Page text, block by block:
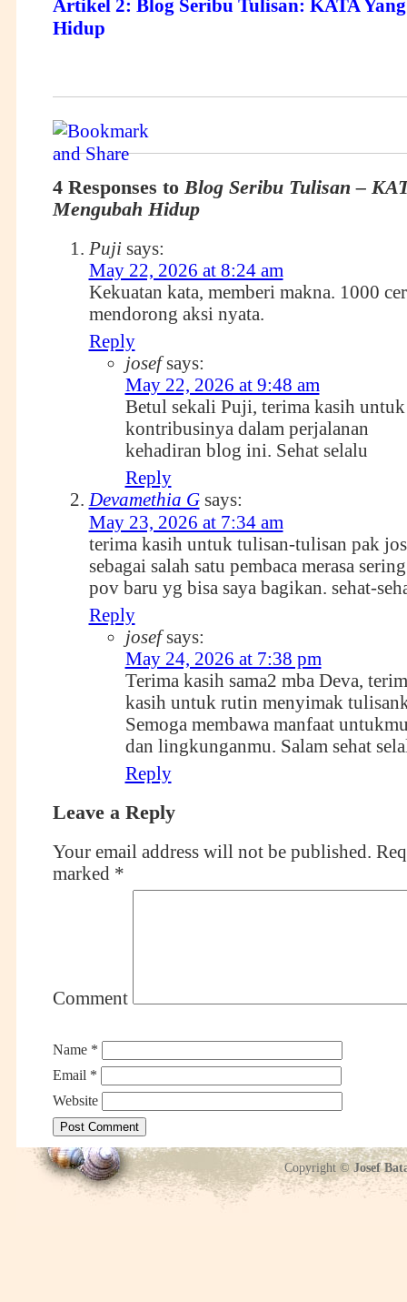
Artikel 2: Blog Seribu Tulisan: KATA
Hidup
4 Responses to Blog Seribu Tulisan –
Mengubah Hidup
Puji says:
May 22, 2026 at 8:24 am
Kekuatan kata, memberi makna. 1000
mendorong aksi nyata.
Reply
josef says:
May 22, 2026 at 9:48 am
Betul sekali Puji, terima kasih untuk
kontribusinya dalam perjalanan
kehadiran blog ini. Sehat selalu
Reply
Devamethia G says:
May 23, 2026 at 7:34 am
terima kasih untuk tulisan-tulisan pak
sebagai salah satu pembaca merasa
pov baru yg bisa saya bagikan. sehat-
Reply
josef says:
May 24, 2026 at 7:38 pm
Terima kasih sama2 mba Deva,
kasih untuk rutin menyimak
Semoga membawa manfaat
dan lingkunganmu. Salam sehat
Reply
Leave a Reply
Your email address will not be published.
marked *
Comment
Name *
Email *
Website
Copyright ©Josef